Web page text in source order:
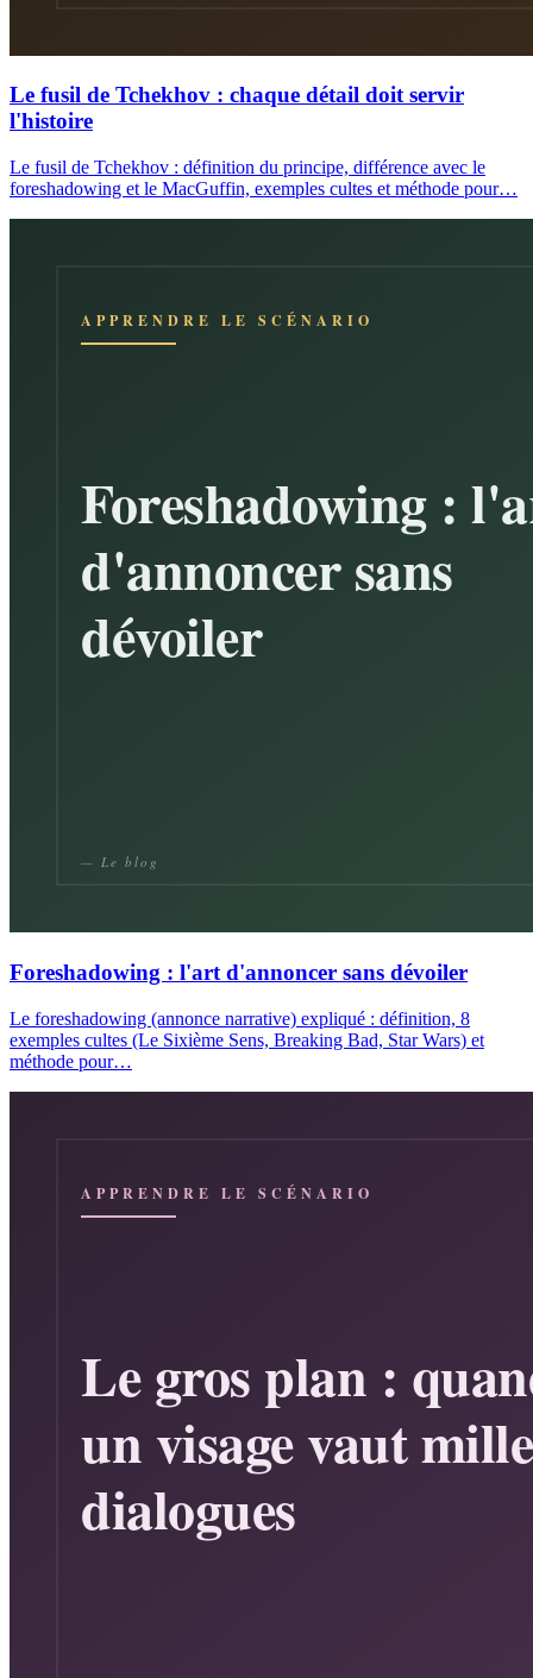
Le fusil de Tchekhov : chaque détail doit servir
l'histoire
Le fusil de Tchekhov : définition du principe, différence avec le
foreshadowing et le MacGuffin, exemples cultes et méthode pour…
Foreshadowing : l'art d'annoncer sans dévoiler
Le foreshadowing (annonce narrative) expliqué : définition, 8
exemples cultes (Le Sixième Sens, Breaking Bad, Star Wars) et
méthode pour…